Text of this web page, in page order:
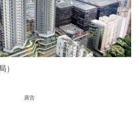
）
廣告